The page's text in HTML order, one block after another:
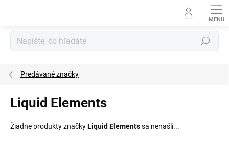
Hľadať
Predávané značky
Liquid Elements
Žiadne produkty značkyLiquid Elementssa nenašli...